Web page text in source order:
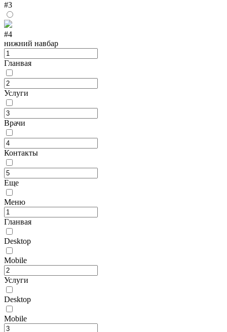
#3
#4
нижний навбар
Гланвая
Услуги
Врачи
Контакты
Еще
Меню
Гланвая
Desktop
Mobile
Услуги
Desktop
Mobile